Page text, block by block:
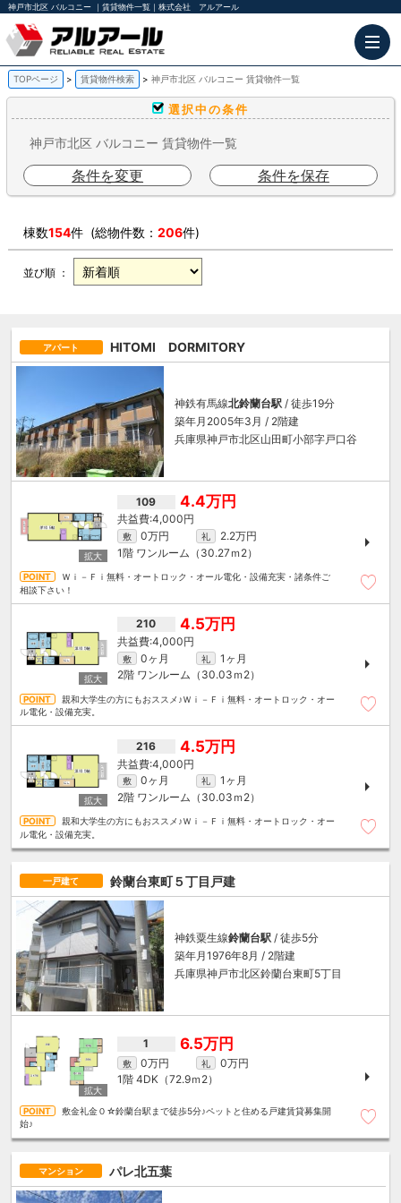
神戸市北区 バルコニー ｜賃貸物件一覧｜株式会社 アルアール
TOPページ 賃貸物件検索 神戸市北区 バルコニー 賃貸物件一覧
選択中の条件
神戸市北区 バルコニー 賃貸物件一覧
条件を変更 条件を保存
棟数154件 (総物件数：206件)
並び順 ：
アパート HITOMI DORMITORY
神鉄有馬線北鈴蘭台駅 / 徒歩19分
築年月2005年3月 / 2階建
兵庫県神戸市北区山田町小部字戸口谷
109 4.4万円
4,000円
敷 0万円 礼
2.2万円
1階 ワンルーム（30.27ｍ 2）
Ｗｉ－Ｆｉ無料・オートロック・オール電化・設備充実・諸条件ご
相談下さい！
210 4.5万円
4,000円
敷 0ヶ月 礼
1ヶ月
2階 ワンルーム（30.03ｍ 2）
親和大学生の方にもおススメ♪Ｗｉ－Ｆｉ無料・オートロック・オー
ル電化・設備充実。
216 4.5万円
4,000円
敷 0ヶ月 礼
1ヶ月
2階 ワンルーム（30.03ｍ 2）
親和大学生の方にもおススメ♪Ｗｉ－Ｆｉ無料・オートロック・オー
ル電化・設備充実。
一戸建て 鈴蘭台東町５丁目戸建
神鉄粟生線鈴蘭台駅 / 徒歩5分
築年月1976年8月 / 2階建
兵庫県神戸市北区鈴蘭台東町5丁目
1 6.5万円
敷 0万円 礼
0万円
1階 4DK（72.9ｍ 2）
敷金礼金０☆鈴蘭台駅まで徒歩5分♪ペットと住める戸建賃貸募集開
始♪
マンション パレ北五葉